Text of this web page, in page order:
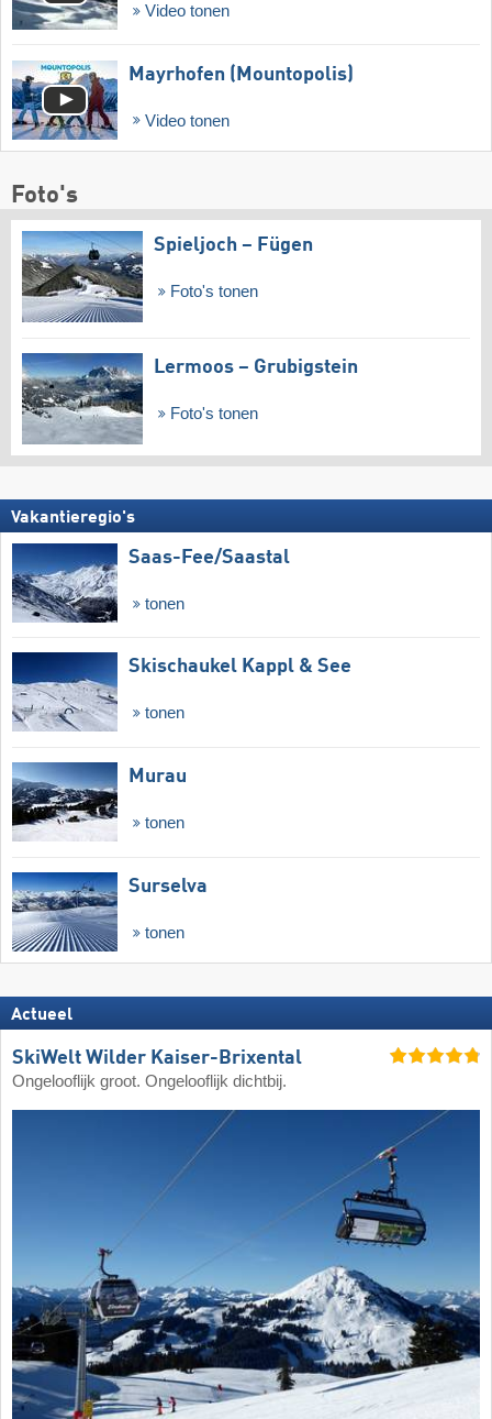
Video tonen
Mayrhofen (Mountopolis)
Video tonen
Foto's
Spieljoch – Fügen
Foto's tonen
Lermoos – Grubigstein
Foto's tonen
Vakantieregio's
Saas-Fee/​Saastal
tonen
Skischaukel Kappl & See
tonen
Murau
tonen
Surselva
tonen
Actueel
SkiWelt Wilder Kaiser-Brixental
Ongelooflijk groot. Ongelooflijk dichtbij.